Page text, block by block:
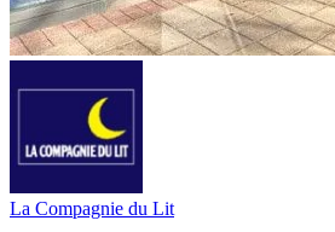
La Compagnie du Lit